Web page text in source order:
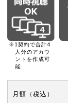
※1契約で合計4
人分のアカウ
ントを作成可
能
月額（税込）